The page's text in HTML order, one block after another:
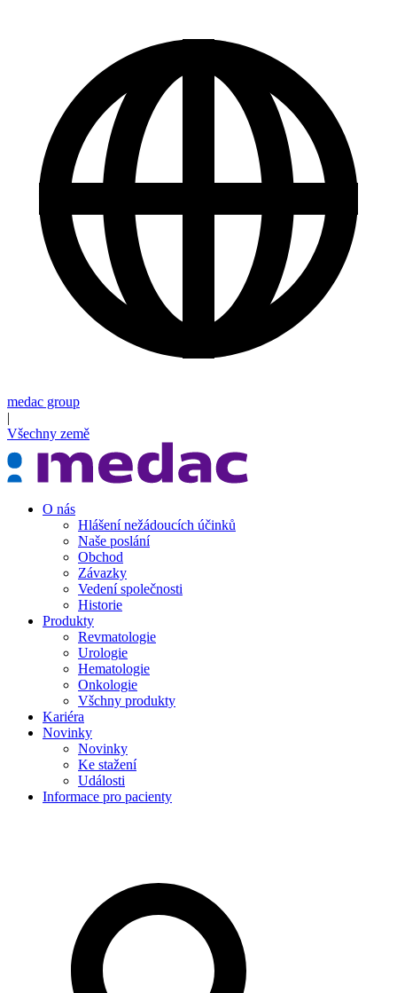
medac group
|
Všechny země
O nás
Hlášení nežádoucích účinků
Naše poslání
Obchod
Závazky
Vedení společnosti
Historie
Produkty
Revmatologie
Urologie
Hematologie
Onkologie
Všchny produkty
Kariéra
Novinky
Novinky
Ke stažení
Události
Informace pro pacienty